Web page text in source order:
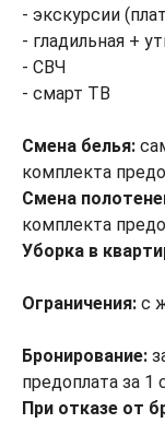
- экскурсии
- гладильная +
- СВЧ
- смарт ТВ
Смена белья:
комплекта
Смена
комплекта
Уборка в
Ограничения: с
Бронирование:
предоплата за 1
При отказе от